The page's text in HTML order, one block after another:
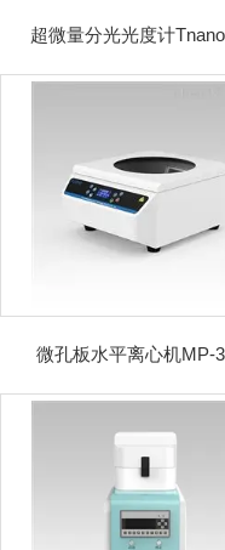
超微量分光光度计
微孔板水平离心机MP-